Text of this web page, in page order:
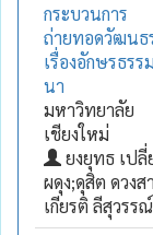
กระบวนการ
ถ่ายทอดวัฒนธ
เรื่องอักษรธรร
นา
มหาวิทยาลัย
เชียงใหม่
ยงยุทธ เปลี่
ผดุง;ดุสิต ดวงส
เกียรติ ลีสุวรรณ์